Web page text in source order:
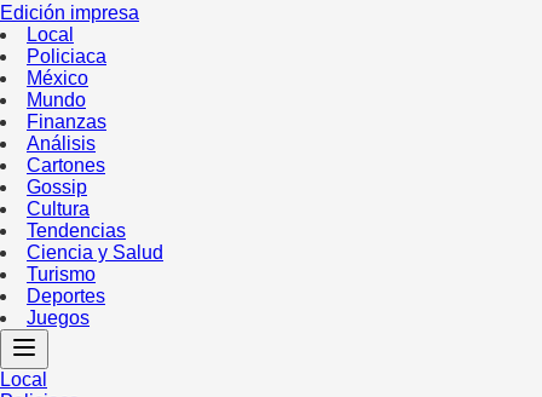
Edición impresa
Local
Policiaca
México
Mundo
Finanzas
Análisis
Cartones
Gossip
Cultura
Tendencias
Ciencia y Salud
Turismo
Deportes
Juegos
Local